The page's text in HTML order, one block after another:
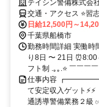
テイシン警備株式会
交通・アクセス ⭐習
日給12,500円～
千葉県船橋市
勤務時間詳細 実働時
り8日 〜 21日
フト制 .｡｡.⭐ ￣￣￣
仕事内容
て安定収入ゲッ
通誘導警備業務２級